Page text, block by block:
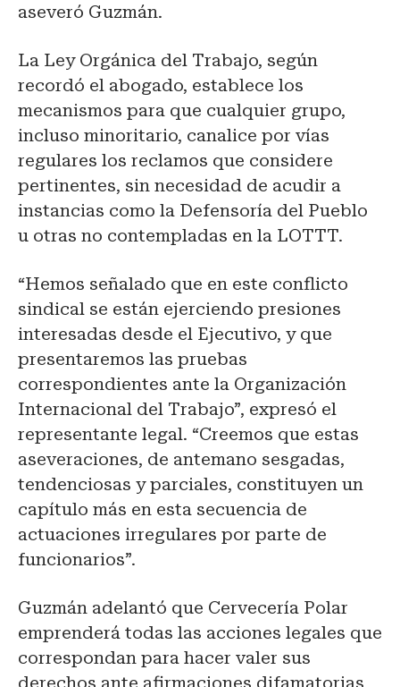
aseveró Guzmán.
La Ley Orgánica del Trabajo, según
recordó el abogado, establece los
mecanismos para que cualquier grupo,
incluso minoritario, canalice por vías
regulares los reclamos que considere
pertinentes, sin necesidad de acudir a
instancias como la Defensoría del Pueblo
u otras no contempladas en la LOTTT.
“Hemos señalado que en este conflicto
sindical se están ejerciendo presiones
interesadas desde el Ejecutivo, y que
presentaremos las pruebas
correspondientes ante la Organización
Internacional del Trabajo”, expresó el
representante legal. “Creemos que estas
aseveraciones, de antemano sesgadas,
tendenciosas y parciales, constituyen un
capítulo más en esta secuencia de
actuaciones irregulares por parte de
funcionarios”.
Guzmán adelantó que Cervecería Polar
emprenderá todas las acciones legales que
correspondan para hacer valer sus
derechos ante afirmaciones difamatorias